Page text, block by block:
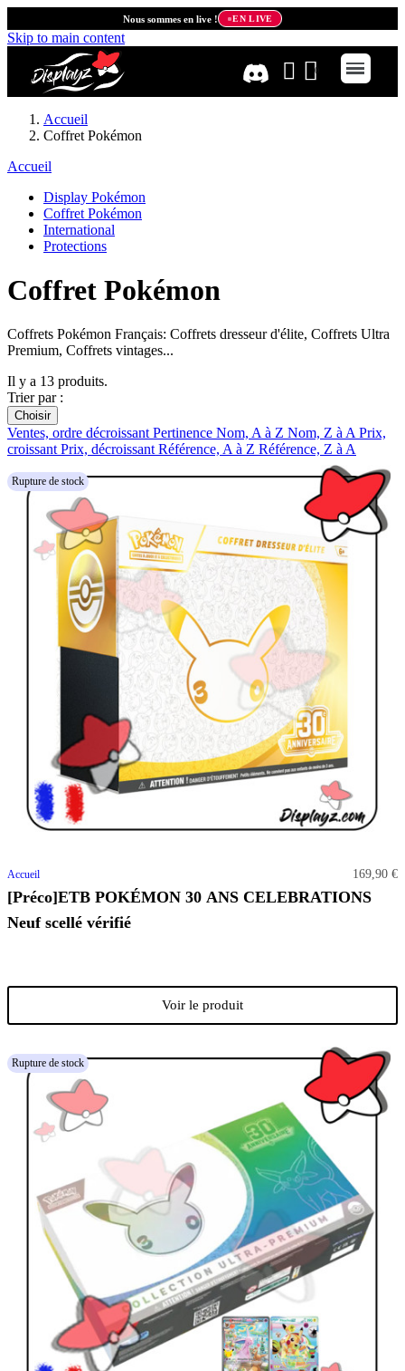
Nous sommes en live ! EN LIVE
Skip to main content
Accueil
Coffret Pokémon
Accueil
Display Pokémon
Coffret Pokémon
International
Protections
Coffret Pokémon
Coffrets Pokémon Français: Coffrets dresseur d'élite, Coffrets Ultra
Premium, Coffrets vintages...
Il y a 13 produits.
Trier par :
Choisir
Ventes, ordre décroissantPertinence Nom, A à Z Nom, Z à APrix,
croissantPrix, décroissantRéférence, A à Z Référence, Z à A
Rupture de stock
Accueil 169,90 €
[Préco]ETB POKÉMON 30 ANS CELEBRATIONS
Neuf scellé vérifié
Voir le produit
Rupture de stock